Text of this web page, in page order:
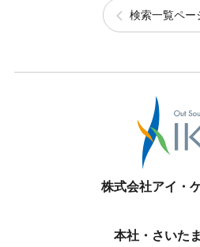
検索一覧ペー
株式会社アイ・
本社・さいた